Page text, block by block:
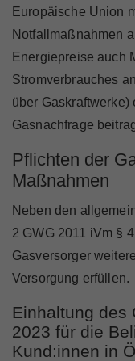
Marktteilnehmer
Über Uns
Europäische Union
Notfallmaßnahmen
Energiepreise auch
Stromverbrauches
über
Gasnachfrage
Pflichten der
Maßnahmen
Neben den
2 GWG 2011 iVm §
Gasversorger
Versorgung erfüllen.
Einhaltung des
2023 für die
Kund:innen in